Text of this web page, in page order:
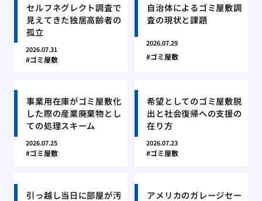
セルフネグレクト調査で
見えてきた独居高齢者の
孤立
2026.07.31
ゴミ屋敷
自治体によるゴミ屋敷調
査の現状と課題
2026.07.29
ゴミ屋敷
事業用在庫がゴミ屋敷化
した際の産業廃棄物とし
ての処理スキーム
2026.07.25
ゴミ屋敷
希望としてのゴミ屋敷脱
出と社会復帰への支援の
在り方
2026.07.23
ゴミ屋敷
引っ越し当日に部屋が汚
アメリカのガレージセー